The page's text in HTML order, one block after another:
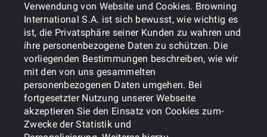
Verwendung von Website und Cookies. Browning
International S.A. ist sich bewusst, wie wichtig es
ist, die Privatsphäre seiner Kunden zu wahren und
ihre personenbezogene Daten zu schützen. Die
vorliegenden Bestimmungen beschreiben, wie wir
mit den von uns gesammelten
personenbezogenen Daten umgehen. Bei
fortgesetzter Nutzung unserer Webseite
akzeptieren Sie den Einsatz von Cookies zum-
Zwecke der Statistik und
DIENSTLEISTUNGEN
CookiesPolitik zum Datenschutz